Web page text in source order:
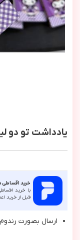
یادداشت تو دو
خرید
با خرید
قبل از خرید
ارسال بصورت